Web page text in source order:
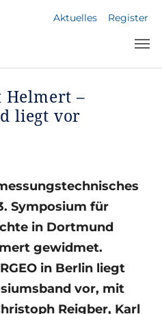
Aktuelles Register
–
liegt vor
Symposium für
in Dortmund
gewidmet.
in Berlin liegt
vor, mit
Reigber, Karl